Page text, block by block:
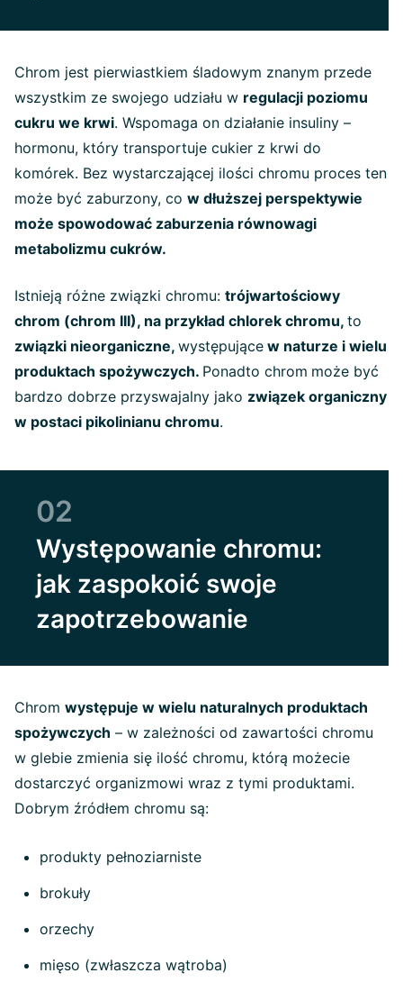
Chrom jest pierwiastkiem śladowym znanym przede
wszystkim ze swojego udziału w regulacji poziomu
cukru we krwi. Wspomaga on działanie insuliny –
hormonu, który transportuje cukier z krwi do
komórek. Bez wystarczającej ilości chromu proces ten
może być zaburzony, co w dłuższej perspektywie
może spowodować zaburzenia równowagi
metabolizmu cukrów.
Istnieją różne związki chromu: trójwartościowy
chrom (chrom III), na przykład chlorek chromu, to
związki nieorganiczne, występujące w naturze i wielu
produktach spożywczych. Ponadto chrom może być
bardzo dobrze przyswajalny jako związek organiczny
w postaci pikolinianu chromu.
02
Występowanie chromu:
jak zaspokoić swoje
zapotrzebowanie
Chrom występuje w wielu naturalnych produktach
spożywczych – w zależności od zawartości chromu
w glebie zmienia się ilość chromu, którą możecie
dostarczyć organizmowi wraz z tymi produktami.
Dobrym źródłem chromu są:
produkty pełnoziarniste
brokuły
orzechy
mięso (zwłaszcza wątroba)